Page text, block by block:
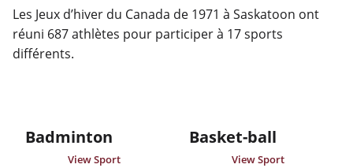
Les Jeux d’hiver du Canada de 1971 à Saskatoon ont
réuni 687 athlètes pour participer à 17 sports
différents.
Badminton
View Sport
Basket-ball
View Sport